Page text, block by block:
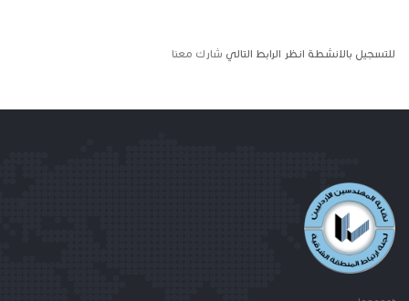
للتسجيل بالانشطة انظر الرابط التالي شارك معنا